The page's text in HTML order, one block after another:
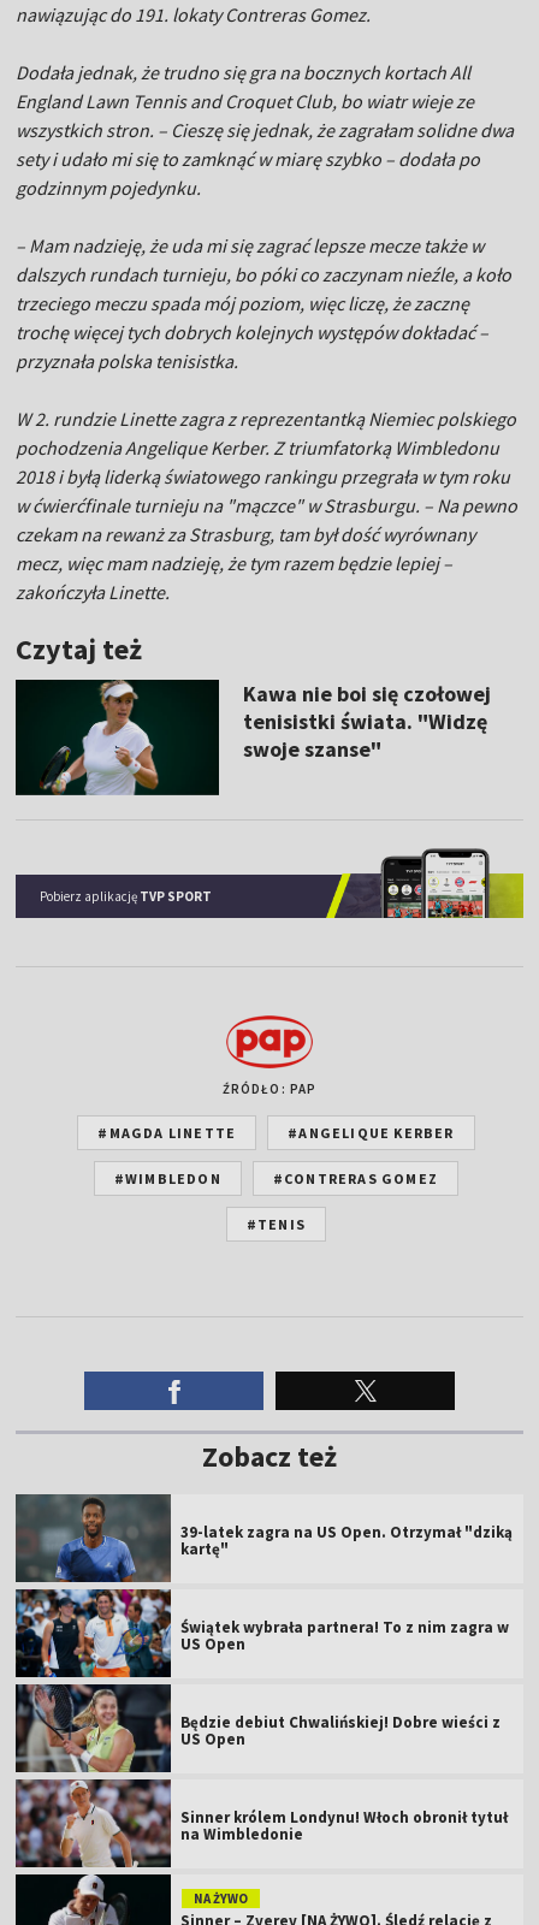
nawiązując do 191. lokaty Contreras Gomez.
Dodała jednak, że trudno się gra na bocznych kortach All
England Lawn Tennis and Croquet Club, bo wiatr wieje ze
wszystkich stron. – Cieszę się jednak, że zagrałam solidne dwa
sety i udało mi się to zamknąć w miarę szybko – dodała po
godzinnym pojedynku.
– Mam nadzieję, że uda mi się zagrać lepsze mecze także w
dalszych rundach turnieju, bo póki co zaczynam nieźle, a koło
trzeciego meczu spada mój poziom, więc liczę, że zacznę
trochę więcej tych dobrych kolejnych występów dokładać–
przyznała polska tenisistka.
W 2. rundzie Linette zagra z reprezentantką Niemiec polskiego
pochodzenia Angelique Kerber. Z triumfatorką Wimbledonu
2018 i byłą liderką światowego rankingu przegrała w tym roku
w ćwierćfinale turnieju na "mączce" w Strasburgu. – Na pewno
czekam na rewanż za Strasburg, tam był dość wyrównany
mecz, więc mam nadzieję, że tym razem będzie lepiej–
zakończyła Linette.
Czytaj też
Kawa nie boi się czołowej
tenisistki świata. "Widzę
swoje szanse"
Pobierz aplikację TVP SPORT
ŹRÓDŁO: PAP
#MAGDA LINETTE #ANGELIQUE KERBER
#WIMBLEDON #CONTRERAS GOMEZ
#TENIS
Zobacz też
39-latek zagra na US Open. Otrzymał "dziką
kartę"
Świątek wybrała partnera! To z nim zagra w
US Open
Będzie debiut Chwalińskiej! Dobre wieści z
US Open
Sinner królem Londynu! Włoch obronił tytuł
na Wimbledonie
NA ŻYWO
Sinner – Zverev [NA ŻYWO]. Śledź relację z